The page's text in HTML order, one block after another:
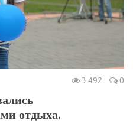
3 492 0
отдыха.